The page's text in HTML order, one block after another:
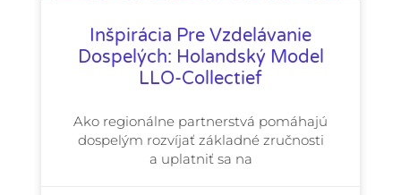
Inšpirácia Pre Vzdelávanie
Dospelých: Holandský Model
LLO-Collectief
Ako regionálne partnerstvá pomáhajú
dospelým rozvíjať základné zručnosti
a uplatniť sa na